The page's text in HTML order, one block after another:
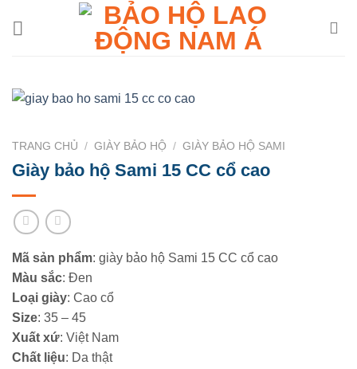
TRANG CHỦ / GIÀY BẢO HỘ / GIÀY BẢO HỘ SAMI
Giày bảo hộ Sami 15 CC cổ cao
Mã sản phẩm: giày bảo hộ Sami 15 CC cổ cao
Màu sắc: Đen
Loại giày: Cao cổ
Size: 35 – 45
Xuất xứ: Việt Nam
Chất liệu: Da thật